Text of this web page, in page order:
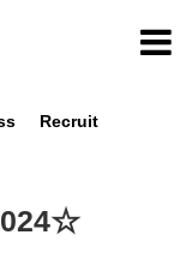
Recruit